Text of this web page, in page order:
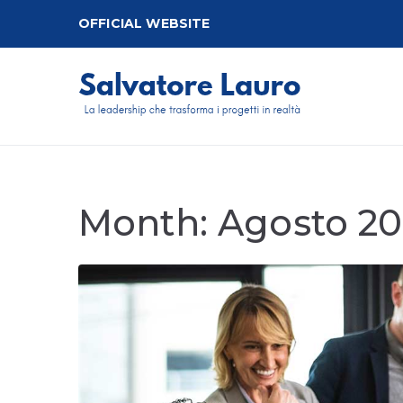
OFFICIAL WEBSITE
Month:Agosto